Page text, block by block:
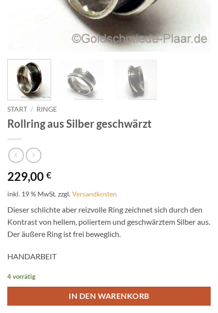
START / RINGE
Rollring aus Silber geschwärzt
229,00 €
inkl. 19 % MwSt.zzgl.Versandkosten
Dieser schlichte aber reizvolle Ring zeichnet sich durch den
Kontrast von hellem, poliertem und geschwärztem Silber aus.
Der äußere Ring ist frei beweglich.
HANDARBEIT
4 vorrätig
IN DEN WARENKORB